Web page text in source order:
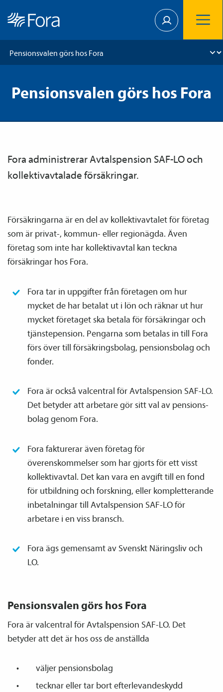
Pensionsvalen görs hos Fora
Fora administrerar Avtals­pension SAF-LO och
kollektiv­avtalade försäkringar.
Försäkringarna är en del av kollektiv­avtalet för företag
som är privat-, kommun- eller regionägda. Även
företag som inte har kollektiv­avtal kan teckna
försäkringar hos Fora.
Fora tar in uppgifter från företagen om hur
mycket de har betalat ut i lön och räknar ut hur
mycket företaget ska betala för försäkringar och
tjänste­pension. Pengarna som betalas in till Fora
förs över till försäkringsbolag, pensions­bolag och
fonder.
Fora är också valcentral för Avtals­pension SAF-LO.
Det betyder att arbetare gör sitt val av pensions­
bolag genom Fora.
Fora fakturerar även företag för
överenskommelser som har gjorts för ett visst
kollektiv­avtal. Det kan vara en avgift till en fond
för utbildning och forskning, eller kompletterande
inbetalningar till Avtals­pension SAF-LO för
arbetare i en viss bransch.
Fora ägs gemensamt av Svenskt Näringsliv och
LO.
Pensions­valen görs hos Fora
Fora är valcentral för Avtals­pension SAF-LO. Det
betyder att det är hos oss de anställda
väljer pensions­bolag
tecknar eller tar bort efterlevandeskydd